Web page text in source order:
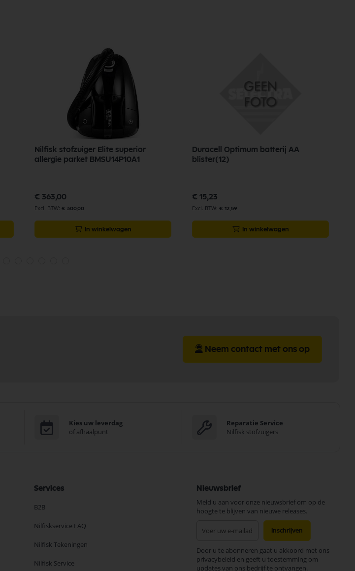
Nilfisk stofzuiger Elite superior
allergie parket BMSU14P10A1
€ 363,00
€ 300,00
In winkelwagen
Duracell Optimum batterij AA
blister(12)
€ 15,23
€ 12,59
In winkelwagen
Neem contact met ons op
Kies uw leverdag
of afhaalpunt
Reparatie Service
Nilfisk stofzuigers
Services
B2B
Nilfiskservice FAQ
Nilfisk Tekeningen
Nilfisk Service
Nieuwsbrief
Meld u aan voor onze nieuwsbrief om op de
hoogte te blijven van nieuwe releases.
onze
nieuwsbrief
Inschrijven
Door u te abonneren gaat u akkoord met ons
privacybeleid en geeft u toestemming om
updates van ons bedrijf te ontvangen.